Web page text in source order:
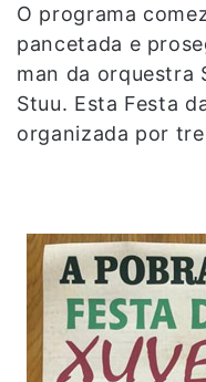
O programa
pancetada e
man da orquestra
Stuu. Esta Festa
organizada por